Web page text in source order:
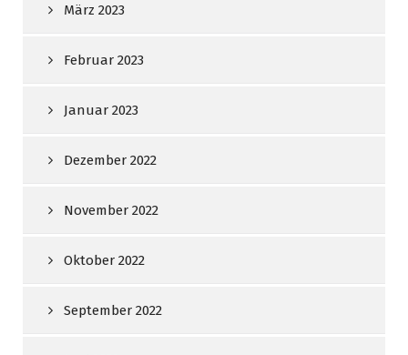
März 2023
Februar 2023
Januar 2023
Dezember 2022
November 2022
Oktober 2022
September 2022